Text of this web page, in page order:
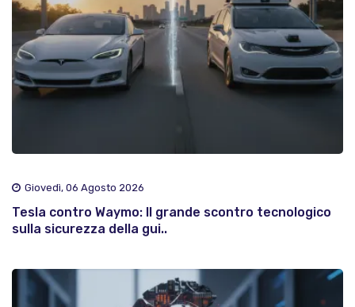
Giovedì, 06 Agosto 2026
Tesla contro Waymo: Il grande scontro tecnologico
sulla sicurezza della gui..